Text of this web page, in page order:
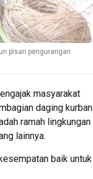
pisan pengurangan
masyarakat
daging kurban
ramah lingkungan
lainnya.
baik untuk